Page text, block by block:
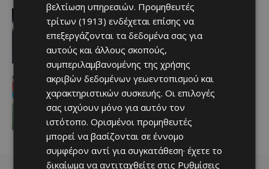
Αθλητικά
Ξανά στο γήπεδο… Επανήρχισε το
ματς στην Red Bull Arena
Afentiko - 06/08/2026
Αθλητικά
Στιγμιότυπα απο την τραγική
παρουσία της Ομόνοιας στο
Γιβραλτάρ (ΒΙΝΤΕΟ)
Afentiko - 06/08/2026
βελτίωση υπηρεσιών. Προμηθευτές
τρίτων (1913) ενδέχεται επίσης να
επεξεργάζονται τα δεδομένα σας για
αυτούς και άλλους σκοπούς,
συμπεριλαμβανομένης της χρήσης
ακριβών δεδομένων γεωεντοπισμού και
χαρακτηριστικών συσκευής. Οι επιλογές
σας ισχύουν μόνο για αυτόν τον
ιστότοπο. Ορισμένοι προμηθευτές
μπορεί να βασίζονται σε έννομο
συμφέρον αντί για συγκατάθεση· έχετε το
δικαίωμα να αντιταχθείτε στις Ρυθμίσεις